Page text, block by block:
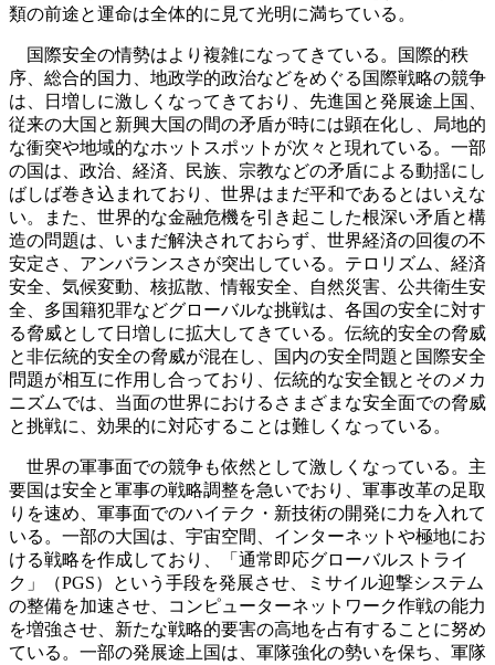
類の前途と運命は全体的に見て光明に満ちている。
国際安全の情勢はより複雑になってきている。国際的秩
序、総合的国力、地政学的政治などをめぐる国際戦略の競争
は、日増しに激しくなってきており、先進国と発展途上国、
従来の大国と新興大国の間の矛盾が時には顕在化し、局地的
な衝突や地域的なホットスポットが次々と現れている。一部
の国は、政治、経済、民族、宗教などの矛盾による動揺にし
ばしば巻き込まれており、世界はまだ平和であるとはいえな
い。また、世界的な金融危機を引き起こした根深い矛盾と構
造の問題は、いまだ解決されておらず、世界経済の回復の不
安定さ、アンバランスさが突出している。テロリズム、経済
安全、気候変動、核拡散、情報安全、自然災害、公共衛生安
全、多国籍犯罪などグローバルな挑戦は、各国の安全に対す
る脅威として日増しに拡大してきている。伝統的安全の脅威
と非伝統的安全の脅威が混在し、国内の安全問題と国際安全
問題が相互に作用し合っており、伝統的な安全観とそのメカ
ニズムでは、当面の世界におけるさまざまな安全面での脅威
と挑戦に、効果的に対応することは難しくなっている。
世界の軍事面での競争も依然として激しくなっている。主
要国は安全と軍事の戦略調整を急いでおり、軍事改革の足取
りを速め、軍事面でのハイテク・新技術の開発に力を入れて
いる。一部の大国は、宇宙空間、インターネットや極地にお
ける戦略を作成しており、「通常即応グローバルストライ
ク」（PGS）という手段を発展させ、ミサイル迎撃システム
の整備を加速させ、コンピューターネットワーク作戦の能力
を増強させ、新たな戦略的要害の高地を占有することに努め
ている。一部の発展途上国は、軍隊強化の勢いを保ち、軍隊